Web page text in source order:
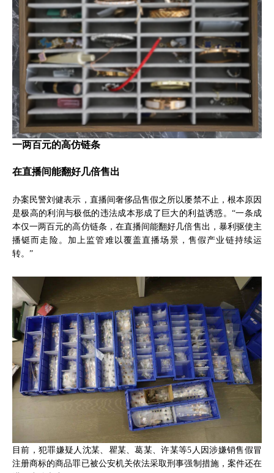
一两百元的高仿链条
在直播间能翻好几倍售出
办案民警刘健表示，直播间奢侈品售假之所以屡禁不止，根本原因
是极高的利润与极低的违法成本形成了巨大的利益诱惑。“一条成
本仅一两百元的高仿链条，在直播间能翻好几倍售出，暴利驱使主
播铤而走险。加上监管难以覆盖直播场景，售假产业链持续运
转。”
目前，犯罪嫌疑人沈某、瞿某、葛某、许某等5人因涉嫌销售假冒
注册商标的商品罪已被公安机关依法采取刑事强制措施，案件还在